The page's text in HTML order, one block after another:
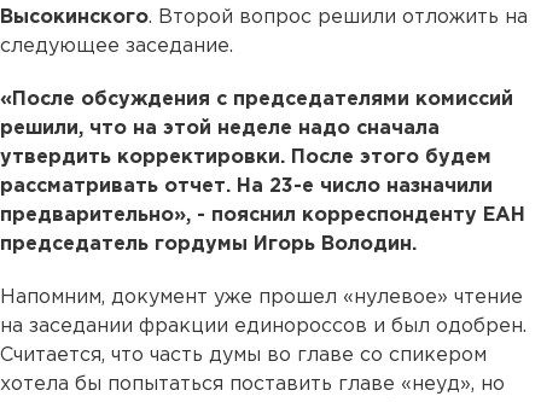
Высокинского. Второй вопрос решили отложить на
следующее заседание.
«После обсуждения с председателями комиссий
решили, что на этой неделе надо сначала
утвердить корректировки. После этого будем
рассматривать отчет. На 23-е число назначили
предварительно», - пояснил корреспонденту ЕАН
председатель гордумы Игорь Володин.
Напомним, документ уже прошел «нулевое» чтение
на заседании фракции единороссов и был одобрен.
Считается, что часть думы во главе со спикером
хотела бы попытаться поставить главе «неуд», но